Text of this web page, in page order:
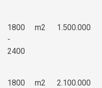
1800
-
2400
m2 1.500.000
1800
m2 2.100.000